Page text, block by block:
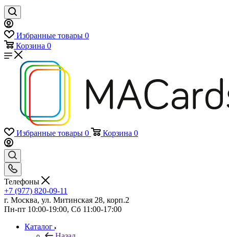
Избранные товары 0
Корзина 0
Избранные товары 0 Корзина 0
Телефоны
+7 (977) 820-09-11
г. Москва, ул. Митинская 28, корп.2
Пн-пт 10:00-19:00, Сб 11:00-17:00
Каталог